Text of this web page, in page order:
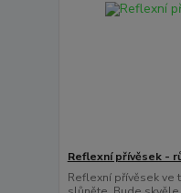
Reflexní přívěsek -
Reflexní přívěsek ve